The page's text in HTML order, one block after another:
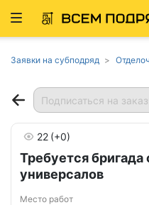
Развернуть
Заявки на субподряд
Подписаться на
Требуется бригада
универсалов
22 (+0)
Место работ